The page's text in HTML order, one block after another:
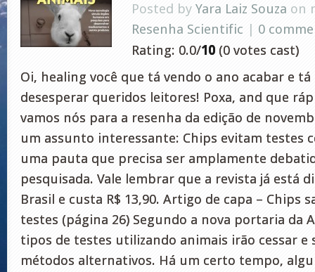
Posted by Yara Laiz Souza on
Resenha Scientific | 0
Rating: 0.0/10 (0 votes cast)
Oi, healing você que tá vendo o ano acabar e tá
desesperar queridos leitores! Poxa, and que
vamos nós para a resenha da edição de
um assunto interessante: Chips evitam testes
uma pauta que precisa ser amplamente
pesquisada. Vale lembrar que a revista já está
Brasil e custa R$ 13,90. Artigo de capa – Chips
testes (página 26) Segundo a nova portaria da
tipos de testes utilizando animais irão cessar
métodos alternativos. Há um certo tempo,